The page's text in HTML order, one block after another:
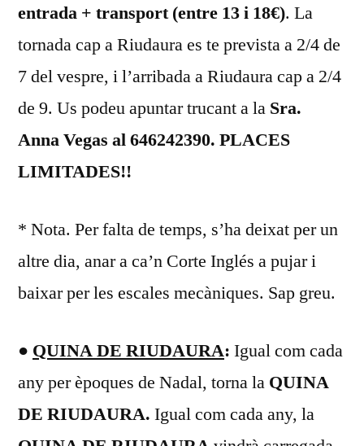
entrada + transport (entre 13 i 18€). La
tornada cap a Riudaura es te prevista a 2/4 de
7 del vespre, i l’arribada a Riudaura cap a 2/4
de 9. Us podeu apuntar trucant a la Sra.
Anna Vegas al 646242390. PLACES
LIMITADES!!
* Nota. Per falta de temps, s’ha deixat per un
altre dia, anar a ca’n Corte Inglés a pujar i
baixar per les escales mecàniques. Sap greu.
● QUINA DE RIUDAURA: Igual com cada
any per èpoques de Nadal, torna la QUINA
DE RIUDAURA. Igual com cada any, la